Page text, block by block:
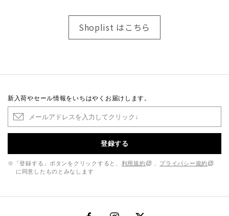
Shoplist はこちら
新入荷やセール情報をいちはやくお届けします。
登録する
※「登録する」ボタンをクリックすると、 利用規約
プライバシー規約
に同意したものとみなします